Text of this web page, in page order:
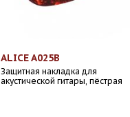
ALICE A025B
Защитная накладка для
акустической гитары, пёстрая